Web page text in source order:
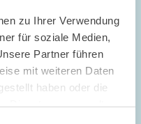
zu Ihrer Verwendung
für soziale Medien,
Partner führen
mit weiteren Daten
haben oder die
Dienste gesammelt
das Preissignal
von Sebastian